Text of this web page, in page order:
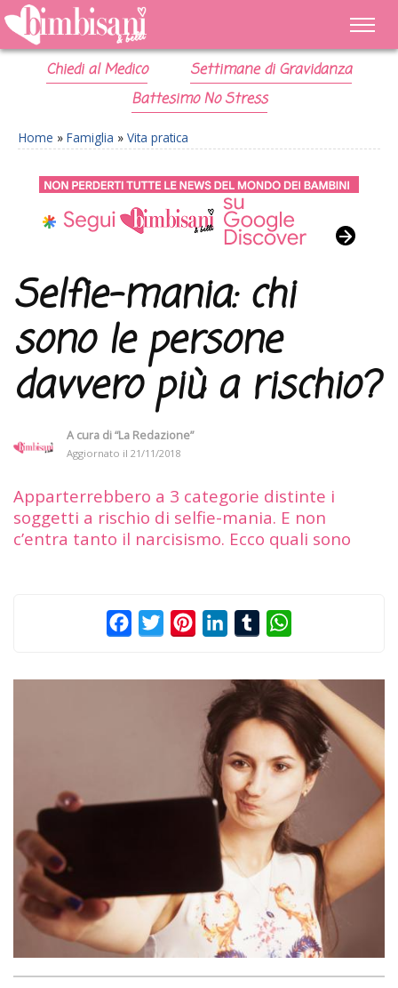
Chiedi al Medico
Settimane di Gravidanza
Battesimo No Stress
Home » Famiglia » Vita pratica
Selfie-mania: chi
sono le persone
davvero più a rischio?
A cura di“La Redazione”
Aggiornato il 21/11/2018
Apparterrebbero a 3 categorie distinte i
soggetti a rischio di selfie-mania. E non
c’entra tanto il narcisismo. Ecco quali sono
FacebookTwitterPinterestLinkedInTumblr